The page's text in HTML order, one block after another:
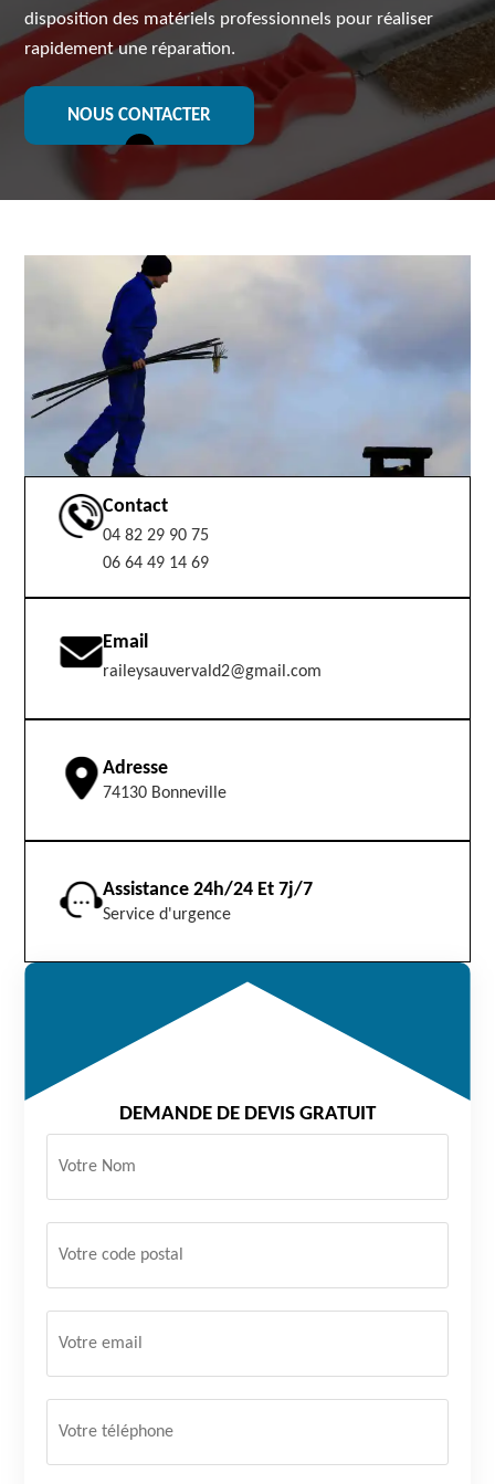
disposition des matériels professionnels pour réaliser
rapidement une réparation.
NOUS CONTACTER
Contact
04 82 29 90 75
06 64 49 14 69
Email
raileysauvervald2@gmail.com
Adresse
74130 Bonneville
Assistance 24h/24 Et 7j/7
Service d'urgence
DEMANDE DE DEVIS GRATUIT